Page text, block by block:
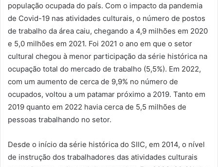
população ocupada do país. Com o impacto da pandemia
de Covid-19 nas atividades culturais, o número de postos
de trabalho da área caiu, chegando a 4,9 milhões em 2020
e 5,0 milhões em 2021. Foi 2021 o ano em que o setor
cultural chegou à menor participação da série histórica na
ocupação total do mercado de trabalho (5,5%). Em 2022,
com um aumento de cerca de 9,9% no número de
ocupados, voltou a um patamar próximo a 2019. Tanto em
2019 quanto em 2022 havia cerca de 5,5 milhões de
pessoas trabalhando no setor.
Desde o início da série histórica do SIIC, em 2014, o nível
de instrução dos trabalhadores das atividades culturais